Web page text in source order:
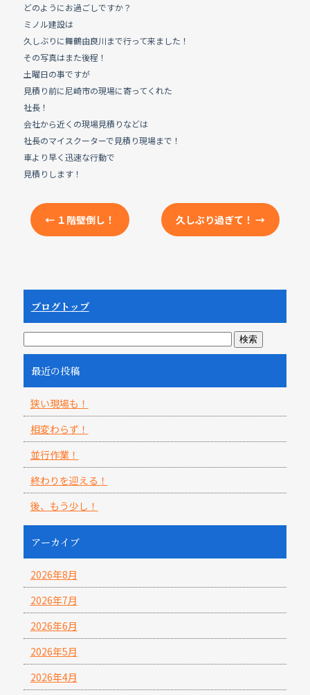
どのようにお過ごしですか？
ミノル建設は
久しぶりに舞鶴由良川まで行って来ました！
その写真はまた後程！
土曜日の事ですが
見積り前に尼崎市の現場に寄ってくれた
社長！
会社から近くの現場見積りなどは
社長のマイスクーターで見積り現場まで！
車より早く迅速な行動で
見積りします！
←１階壁倒し！ 久しぶり過ぎて！→
ブログトップ
最近の投稿
狭い現場も！
相変わらず！
並行作業！
終わりを迎える！
後、もう少し！
アーカイブ
2026年8月
2026年7月
2026年6月
2026年5月
2026年4月